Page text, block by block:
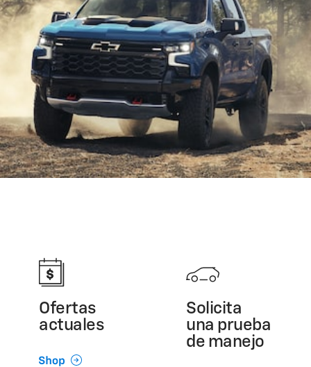
Ofertas
actuales
Solicita
una prueba
de manejo